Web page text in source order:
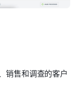
销售和调查的客户